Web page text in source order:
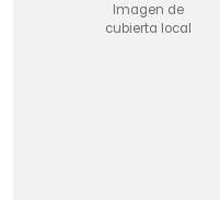
Imagen de
cubierta local